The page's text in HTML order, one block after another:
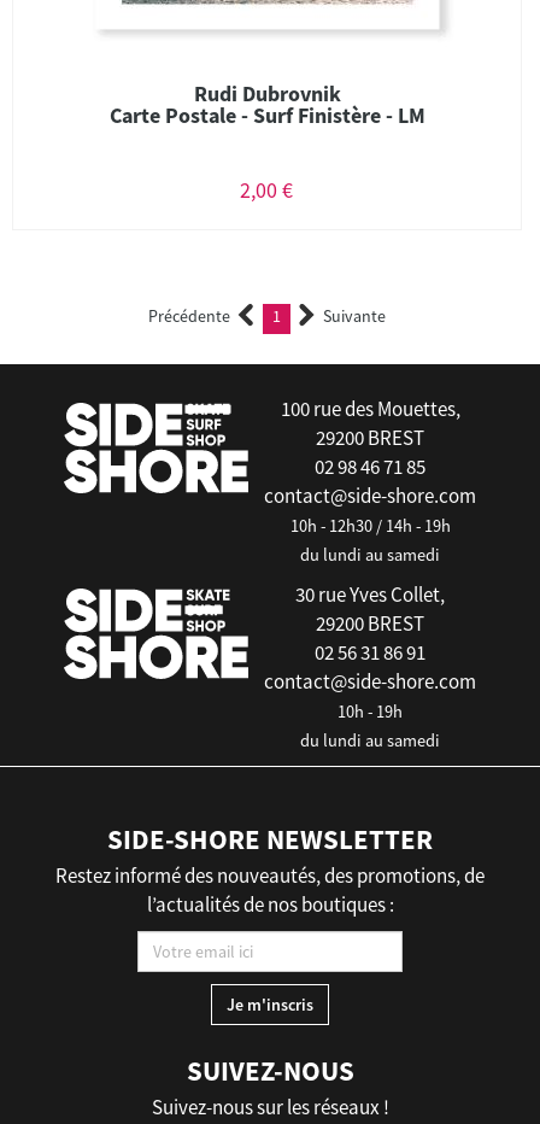
Rudi Dubrovnik
Carte Postale - Surf Finistère - LM
2,00 €
Précédente 1 (current)Suivante
100 rue des Mouettes,
29200 BREST
02 98 46 71 85
contact@side-shore.com
10h - 12h30 / 14h - 19h
du lundi au samedi
30 rue Yves Collet,
29200 BREST
02 56 31 86 91
contact@side-shore.com
10h - 19h
du lundi au samedi
SIDE-SHORE NEWSLETTER
Restez informé des nouveautés, des promotions, de
l’actualités de nos boutiques :
SUIVEZ-NOUS
Suivez-nous sur les réseaux !